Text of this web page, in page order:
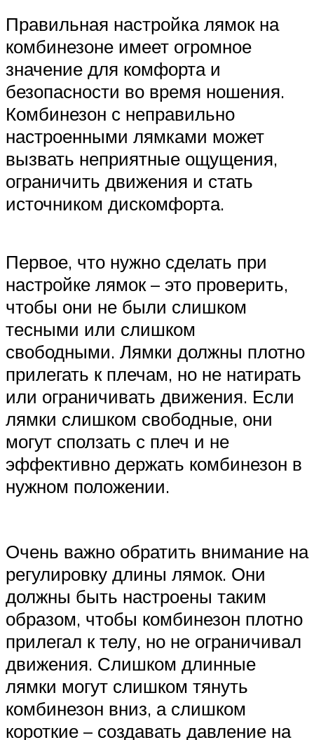
Правильная настройка лямок на
комбинезоне имеет огромное
значение для комфорта и
безопасности во время ношения.
Комбинезон с неправильно
настроенными лямками может
вызвать неприятные ощущения,
ограничить движения и стать
источником дискомфорта.
Первое, что нужно сделать при
настройке лямок – это проверить,
чтобы они не были слишком
тесными или слишком
свободными. Лямки должны плотно
прилегать к плечам, но не натирать
или ограничивать движения. Если
лямки слишком свободные, они
могут сползать с плеч и не
эффективно держать комбинезон в
нужном положении.
Очень важно обратить внимание на
регулировку длины лямок. Они
должны быть настроены таким
образом, чтобы комбинезон плотно
прилегал к телу, но не ограничивал
движения. Слишком длинные
лямки могут слишком тянуть
комбинезон вниз, а слишком
короткие – создавать давление на